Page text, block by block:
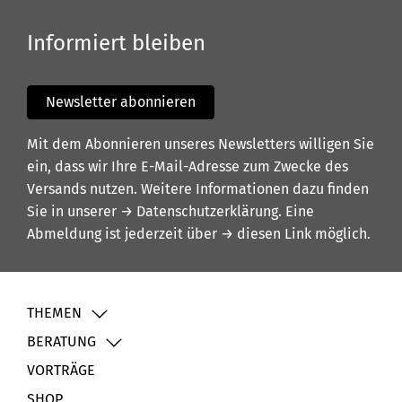
Informiert bleiben
Newsletter abonnieren
Mit dem Abonnieren unseres Newsletters willigen Sie
ein, dass wir Ihre E-Mail-Adresse zum Zwecke des
Versands nutzen. Weitere Informationen dazu finden
Sie in unserer → Datenschutzerklärung. Eine
Abmeldung ist jederzeit über → diesen Link möglich.
THEMEN
BERATUNG
VORTRÄGE